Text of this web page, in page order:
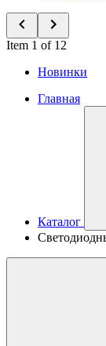
Item 1 of 12
Новинки
Главная
Каталог